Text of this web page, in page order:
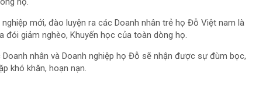
mới, đào luyện ra các Doanh nhân trẻ họ Đỗ Việt nam là
giảm nghèo, Khuyến học của toàn dòng họ.
nhân và Doanh nghiệp họ Đỗ sẽ nhận được sự đùm bọc,
khó khăn, hoạn nạn.